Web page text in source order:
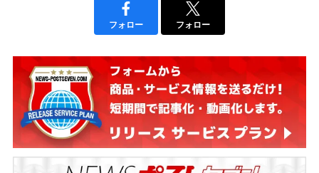
フォロー フォロー